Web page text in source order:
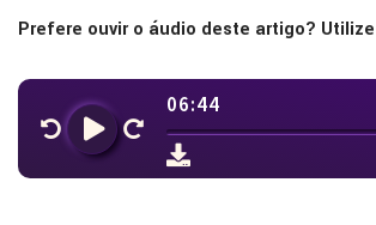
Prefere ouvir o áudio deste artigo?